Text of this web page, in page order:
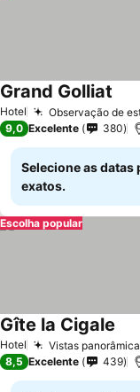
Hotel Observação de
Grand Golliat
9,0 Excelente 380
Selecione as datas
exatos.
Escolha popular
Hotel Vistas
Gîte la Cigale
8,5 Excelente 439